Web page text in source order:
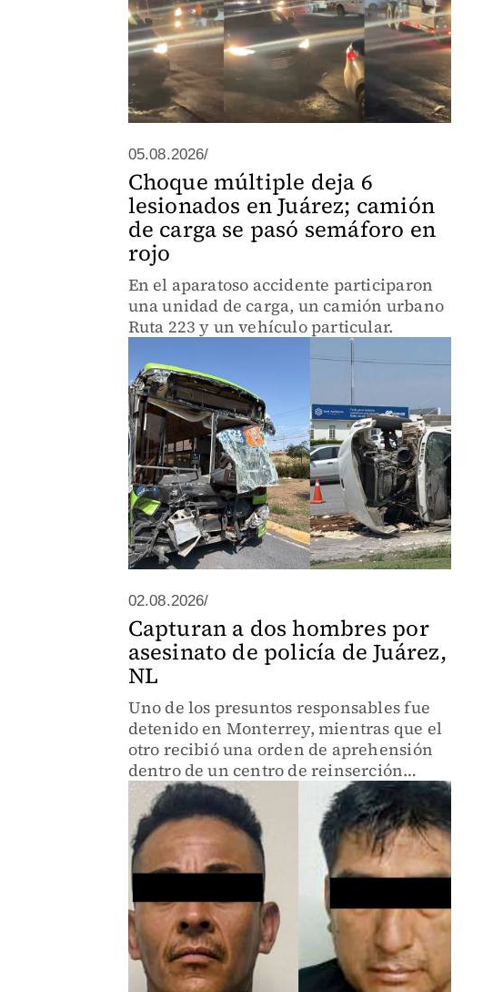
05.08.2026/
Choque múltiple deja 6
lesionados en Juárez; camión
de carga se pasó semáforo en
rojo
En el aparatoso accidente participaron
una unidad de carga, un camión urbano
Ruta 223 y un vehículo particular.
02.08.2026/
Capturan a dos hombres por
asesinato de policía de Juárez,
NL
Uno de los presuntos responsables fue
detenido en Monterrey, mientras que el
otro recibió una orden de aprehensión
dentro de un centro de reinserción
social.